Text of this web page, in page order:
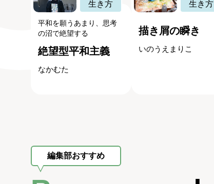
生き方
平和を願うあまり、思考
の沼で絶望する
絶望型平和主義
なかむた
生き方
描き屑の瞬き
いのうえまりこ
編集部おすすめ